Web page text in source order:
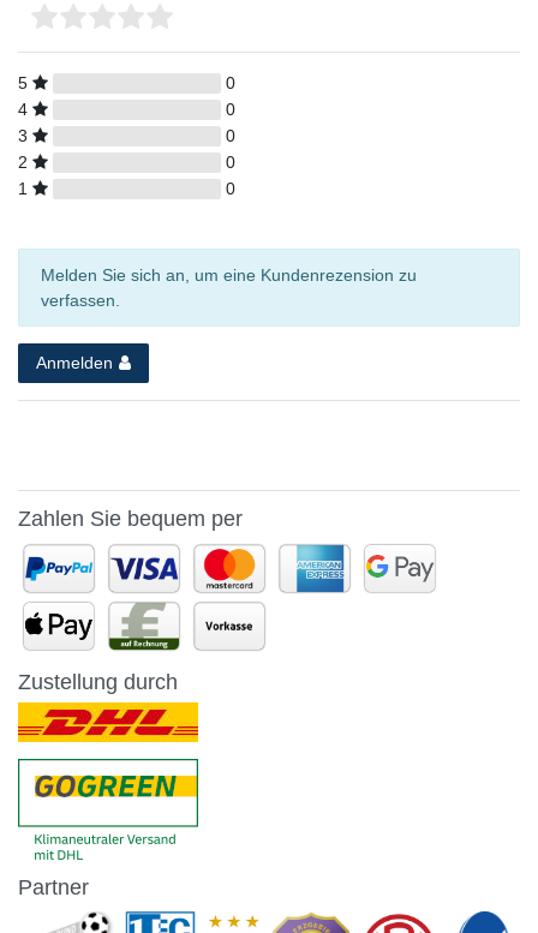
5
0
4
0
3
0
2
0
1
0
Melden Sie sich an, um eine Kundenrezension zu
verfassen.
Anmelden
Zahlen Sie bequem per
Zustellung durch
Partner